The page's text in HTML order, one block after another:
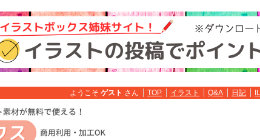
ようこそ ゲスト さん TOP イラスト Q&A 日記